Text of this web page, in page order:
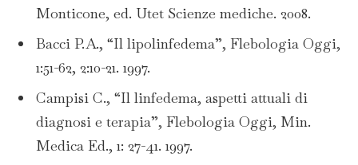
Monticone, ed. Utet Scienze mediche. 2008.
Bacci P.A., “Il lipolinfedema”, Flebologia Oggi,
1:51-62, 2:10-21. 1997.
Campisi C., “Il linfedema, aspetti attuali di
diagnosi e terapia”, Flebologia Oggi, Min.
Medica Ed., 1: 27-41. 1997.